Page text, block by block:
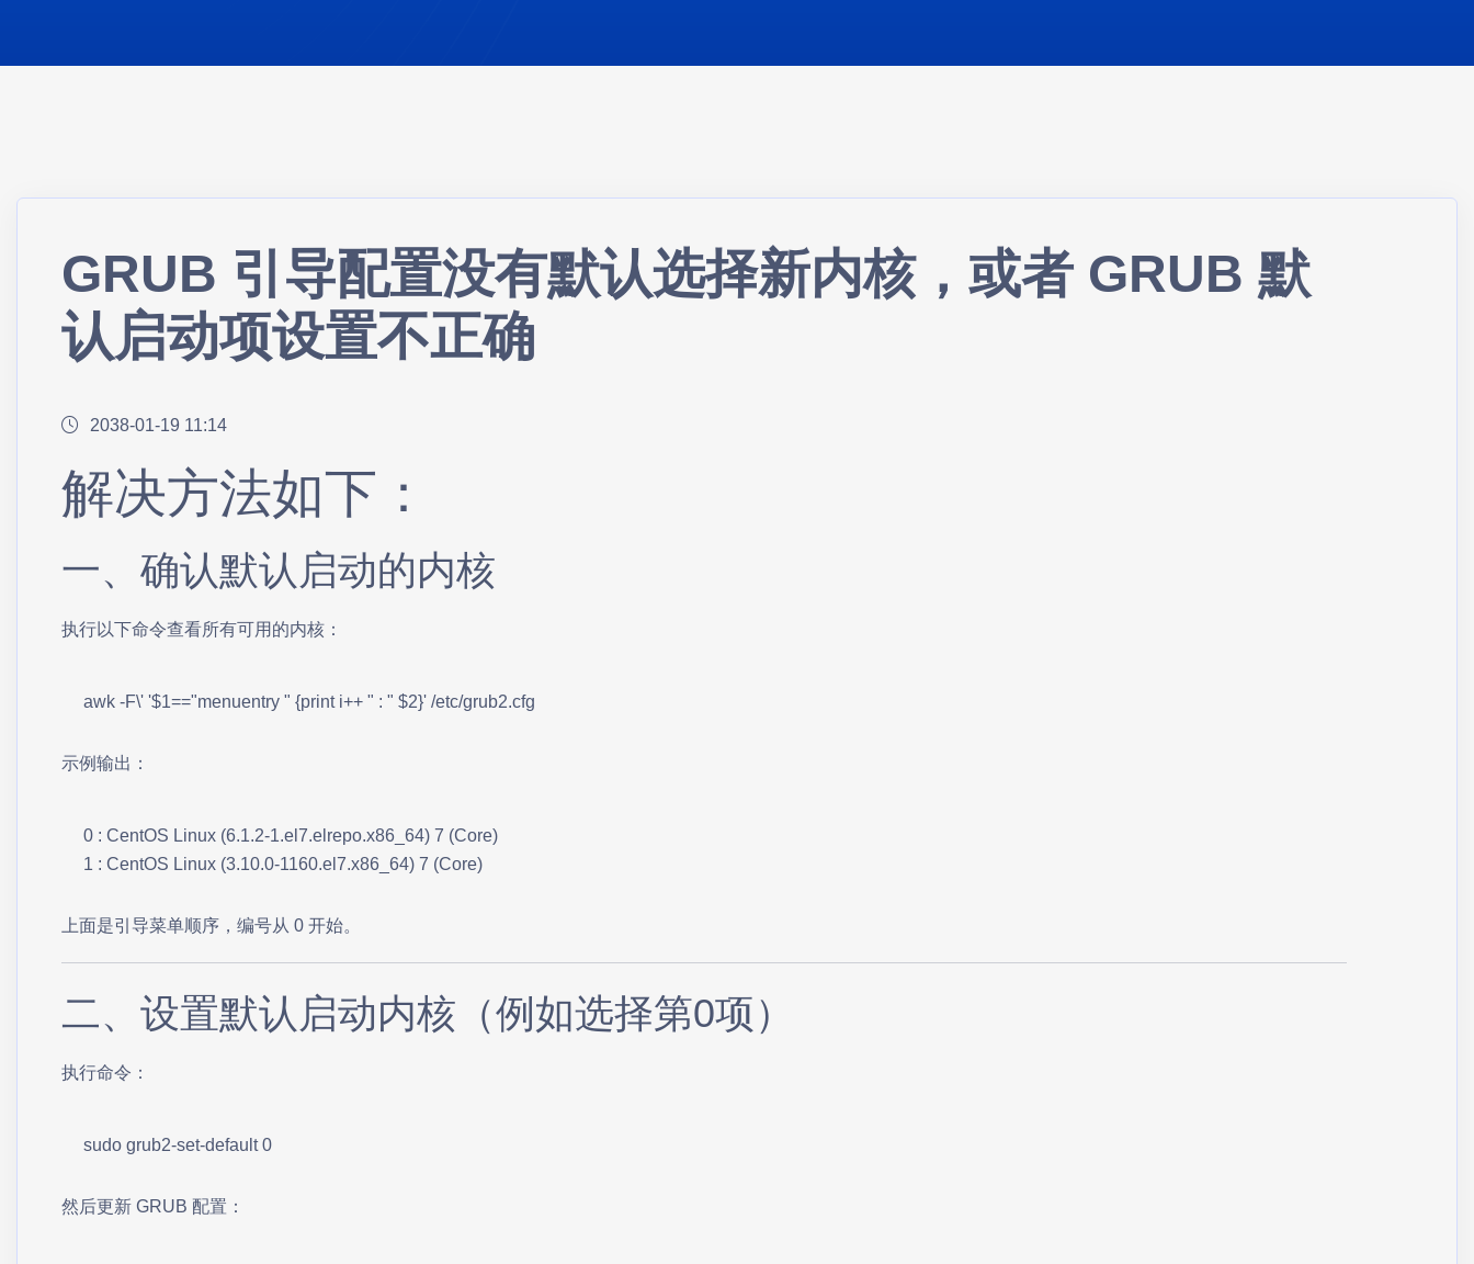
GRUB 引导配置没有默认选择新内核，或者 GRUB 默
认启动项设置不正确
2038-01-19 11:14
解决方法如下：
一、确认默认启动的内核
执行以下命令查看所有可用的内核：
awk -F\' '$1=="menuentry " {print i++ " : " $2}' /etc/grub2.cfg
示例输出：
0 : CentOS Linux (6.1.2-1.el7.elrepo.x86_64) 7 (Core)
1 : CentOS Linux (3.10.0-1160.el7.x86_64) 7 (Core)
上面是引导菜单顺序，编号从 0 开始。
二、设置默认启动内核（例如选择第0项）
执行命令：
sudo grub2-set-default 0
然后更新 GRUB 配置：